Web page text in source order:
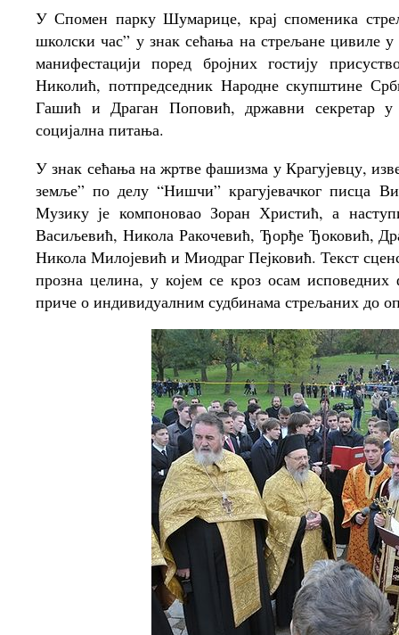
У Спомен парку Шумарице, крај споменика
школски час” у знак сећања на стрељане цивиле
манифестацији поред бројних гостију
Николић, потпредседник Народне скупштине
Гашић и Драган Поповић, државни секретар
социјална питања.
У знак сећања на жртве фашизма у Крагујевцу,
земље” по делу “Нишчи” крагујевачког писца
Музику је компоновао Зоран Христић, а
Васиљевић, Никола Ракочевић, Ђорђе Ђоковић,
Никола Милојевић и Миодраг Пејковић. Текст
прозна целина, у којем се кроз осам
приче о индивидуалним судбинама стрељаних до